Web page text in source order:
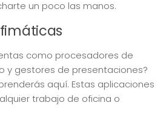
un poco las manos.
como procesadores de
y gestores de presentaciones?
aquí. Estas aplicaciones
trabajo de oficina o